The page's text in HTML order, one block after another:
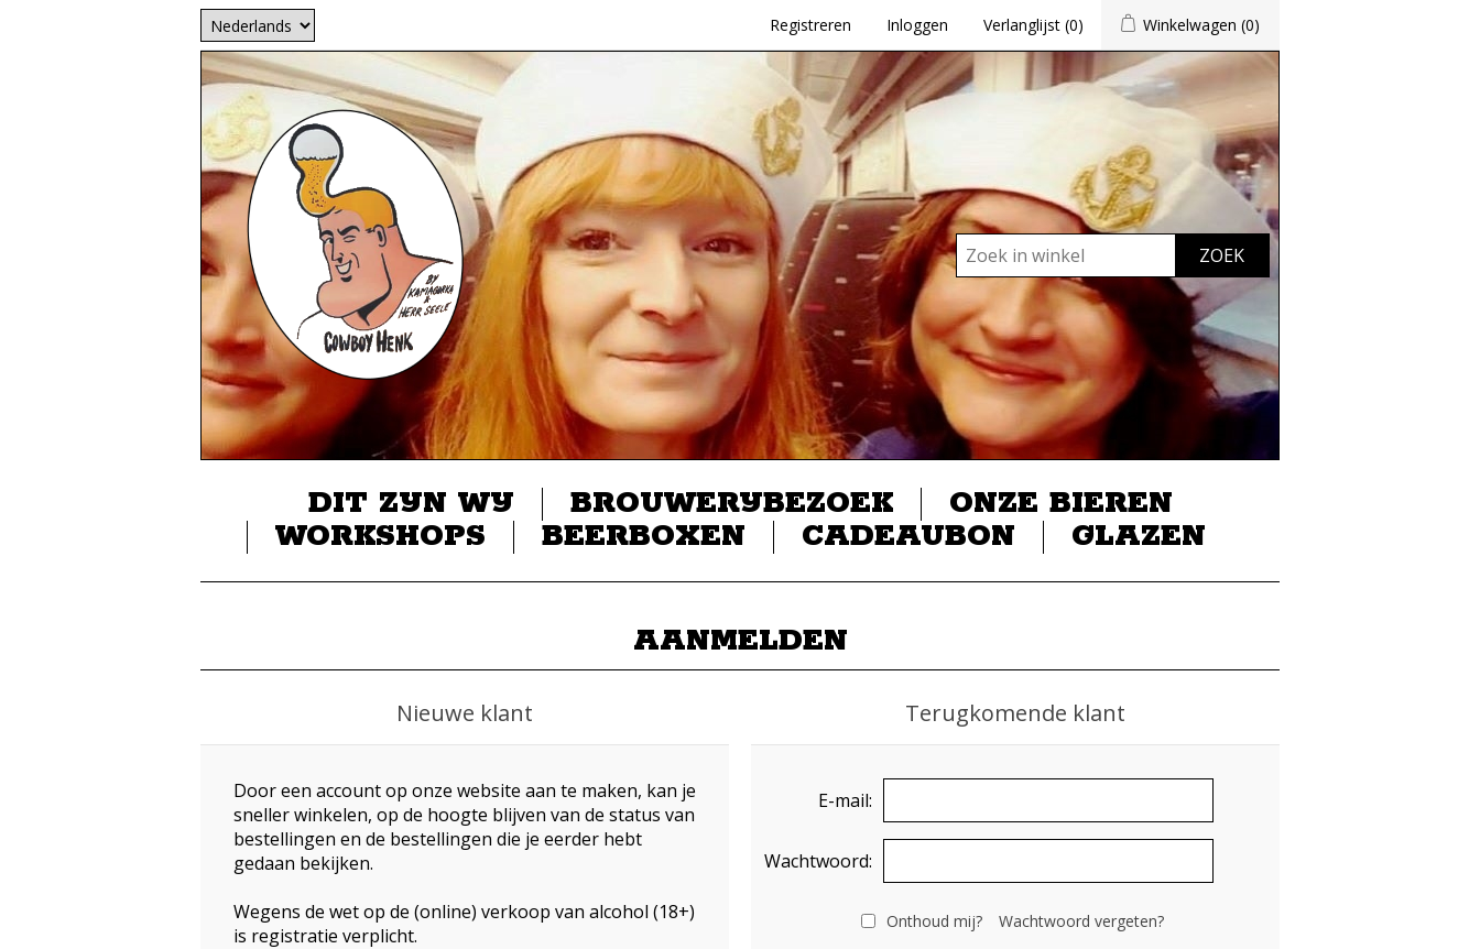
Registreren Inloggen Verlanglijst (0) Winkelwagen (0)
DIT ZIJN WIJ BROUWERIJBEZOEK
ONZE BIEREN
WORKSHOPS
BEERBOXEN CADEAUBON GLAZEN
AANMELDEN
Nieuwe klant
Door een account op onze website aan te maken, kan je
sneller winkelen, op de hoogte blijven van de status van
bestellingen en de bestellingen die je eerder hebt
gedaan bekijken.
Wegens de wet op de (online) verkoop van alcohol (18+)
is registratie verplicht.
Terugkomende klant
E-mail:
Wachtwoord:
Onthoud mij? Wachtwoord vergeten?